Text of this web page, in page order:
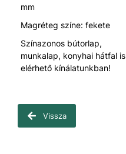
mm
Magréteg színe: fekete
Színazonos bútorlap,
munkalap, konyhai hátfal is
elérhető kínálatunkban!
Vissza